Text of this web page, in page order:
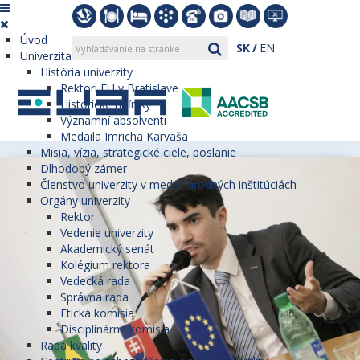
SK EN
Úvod
Univerzita
História univerzity
Rektori EU v Bratislave
Historické míľniky
Významní absolventi
Medaila Imricha Karvaša
Misia, vízia, strategické ciele, poslanie
Dlhodobý zámer
Členstvo univerzity v medzinárodných inštitúciách
Orgány univerzity
Rektor
Vedenie univerzity
Akademický senát
Kolégium rektora
Vedecká rada
Správna rada
Etická komisia
Disciplinárna komisia
Rada kvality